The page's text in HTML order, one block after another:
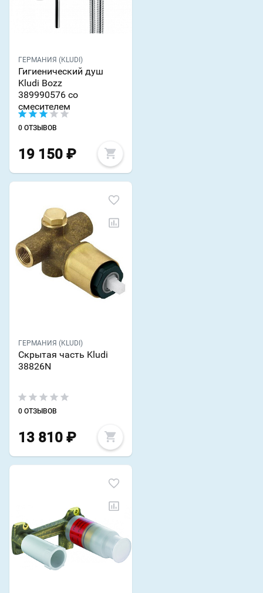
ГЕРМАНИЯ (KLUDI)
Гигиенический душ
Kludi Bozz
389990576 со
смесителем
0 ОТЗЫВОВ
19 150 ₽
ГЕРМАНИЯ (KLUDI)
Скрытая часть Kludi
38826N
0 ОТЗЫВОВ
13 810 ₽